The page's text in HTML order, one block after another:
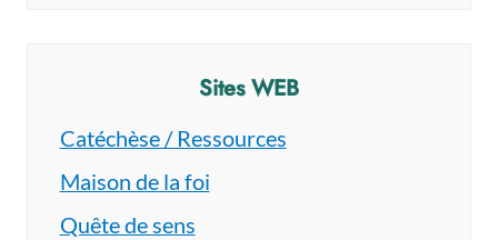
Sites WEB
Catéchèse / Ressources
Maison de la foi
Quête de sens